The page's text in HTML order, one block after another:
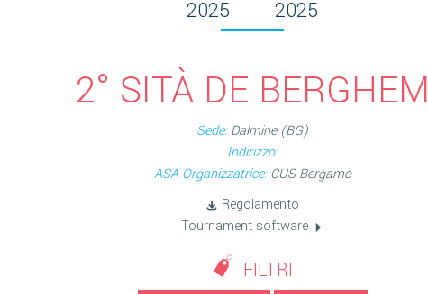
2025 2025
2° SITÀ DE BERGHEM
Sede:Dalmine (BG)
Indirizzo:
ASA Organizzatrice:CUS Bergamo
Regolamento
Tournament software
FILTRI